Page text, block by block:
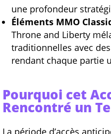
une profondeur
Éléments MMO
Throne and Liberty
traditionnelles avec
rendant chaque partie
Pourquoi cet
Rencontré un
La période d’accès